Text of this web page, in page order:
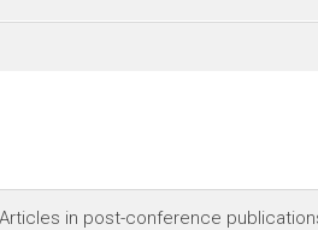
Articles in post-conference